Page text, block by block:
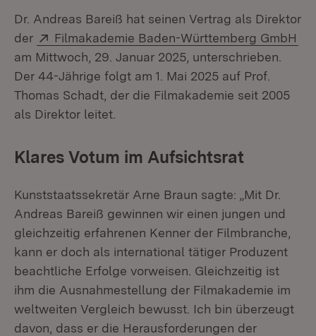
Dr. Andreas Bareiß hat seinen Vertrag als Direktor
der
Extern:
Filmakademie Baden-Württemberg GmbH
am Mittwoch, 29. Januar 2025, unterschrieben.
Der 44-Jährige folgt am 1. Mai 2025 auf Prof.
Thomas Schadt, der die Filmakademie seit 2005
als Direktor leitet.
Klares Votum im Aufsichtsrat
Kunststaatssekretär Arne Braun sagte: „Mit Dr.
Andreas Bareiß gewinnen wir einen jungen und
gleichzeitig erfahrenen Kenner der Filmbranche,
kann er doch als international tätiger Produzent
beachtliche Erfolge vorweisen. Gleichzeitig ist
ihm die Ausnahmestellung der Filmakademie im
weltweiten Vergleich bewusst. Ich bin überzeugt
davon, dass er die Herausforderungen der